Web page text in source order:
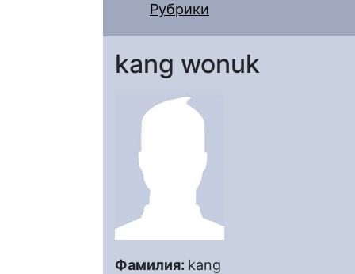
Рубрики
kang wonuk
Фамилия: kang